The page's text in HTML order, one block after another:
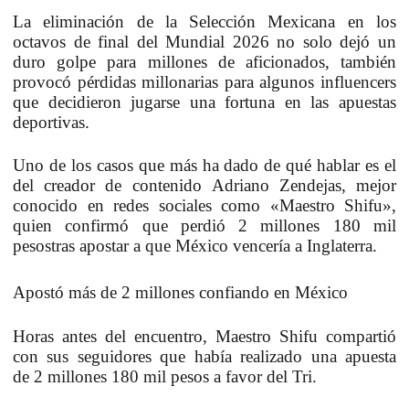
La eliminación de la Selección Mexicana en los
octavos de final del Mundial 2026 no solo dejó un
duro golpe para millones de aficionados, también
provocó pérdidas millonarias para algunos influencers
que decidieron jugarse una fortuna en las apuestas
deportivas.
Uno de los casos que más ha dado de qué hablar es el
del creador de contenido Adriano Zendejas, mejor
conocido en redes sociales como «Maestro Shifu»,
quien confirmó que perdió 2 millones 180 mil
pesostras apostar a que México vencería a Inglaterra.
Apostó más de 2 millones confiando en México
Horas antes del encuentro, Maestro Shifu compartió
con sus seguidores que había realizado una apuesta
de 2 millones 180 mil pesos a favor del Tri.